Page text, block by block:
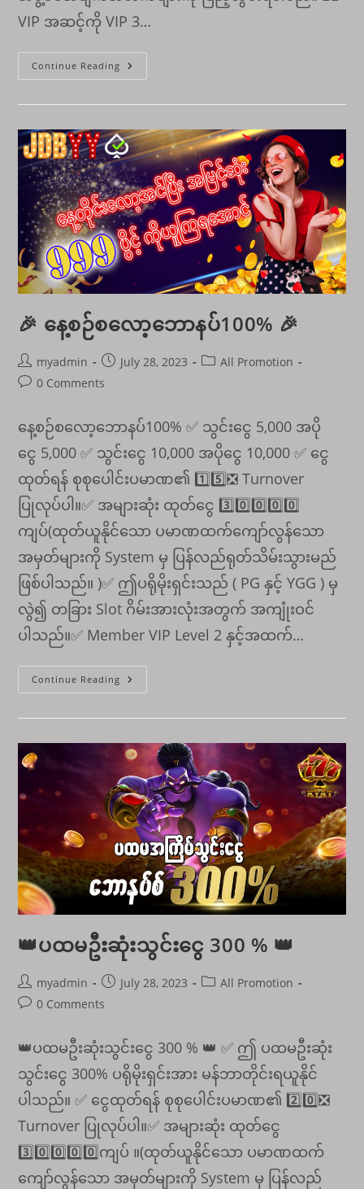
VIP အဆင့်ကို VIP 3…
Continue Reading VIP
အဆင့်
🎉 နေ့စဉ်စလော့ဘောနပ်100% 🎉
Post
author:
myadmin
Post
published:
July 28, 2023
PostAll Promotion
Post0 Comments
နေ့စဉ်စလော့ဘောနပ်100% ✅ သွင်းငွေ 5,000 အပို
ငွေ 5,000 ✅ သွင်းငွေ 10,000 အပိုငွေ 10,000 ✅ ငွေ
ထုတ်ရန် စုစုပေါင်းပမာဏ၏ 1️⃣5️⃣❎ Turnover
ပြုလုပ်ပါ။✅ အများဆုံး ထုတ်ငွေ 3️⃣0️⃣0️⃣0️⃣0️⃣
ကျပ်(ထုတ်ယူနိုင်သော ပမာဏထက်ကျော်လွန်သော
အမှတ်များကို System မှ ပြန်လည်ရုတ်သိမ်းသွားမည်
ဖြစ်ပါသည်။ )✅ ဤပရိုမိုးရှင်းသည် ( PG နှင့် YGG ) မှ
လွဲ၍ တခြား Slot ဂိမ်းအားလုံးအတွက် အကျုံးဝင်
ပါသည်။✅ Member VIP Level 2 နှင့်အထက်…
Continue Reading 🎉
နေ့စဉ်
🎉
👑ပထမဦးဆုံးသွင်းငွေ 300 % 👑
Post
author:
myadmin
Post
published:
July 28, 2023
PostAll Promotion
Post0 Comments
👑ပထမဦးဆုံးသွင်းငွေ 300 % 👑 ✅ ဤ ပထမဦးဆုံး
သွင်းငွေ 300% ပရိုမိုးရှင်းအား မန်ဘာတိုင်းရယူနိုင်
ပါသည်။ ✅ ငွေထုတ်ရန် စုစုပေါင်းပမာဏ၏ 2️⃣0️⃣❎
Turnover ပြုလုပ်ပါ။✅ အများဆုံး ထုတ်ငွေ
3️⃣0️⃣0️⃣0️⃣0️⃣ကျပ် ။(ထုတ်ယူနိုင်သော ပမာဏထက်
ကျော်လွန်သော အမှတ်များကို System မှ ပြန်လည်